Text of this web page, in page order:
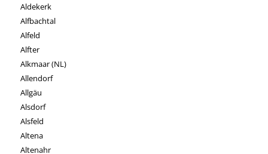
Aldekerk
Alfbachtal
Alfeld
Alfter
Alkmaar (NL)
Allendorf
Allgäu
Alsdorf
Alsfeld
Altena
Altenahr